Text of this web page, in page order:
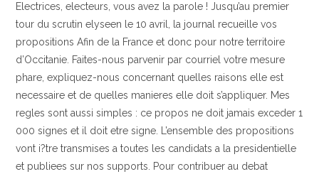
Electrices, electeurs, vous avez la parole ! Jusqu’au premier
tour du scrutin elyseen le 10 avril, la journal recueille vos
propositions Afin de la France et donc pour notre territoire
d’Occitanie. Faites-nous parvenir par courriel votre mesure
phare, expliquez-nous concernant quelles raisons elle est
necessaire et de quelles manieres elle doit s’appliquer. Mes
regles sont aussi simples : ce propos ne doit jamais exceder 1
000 signes et il doit etre signe. L’ensemble des propositions
vont i?tre transmises a toutes les candidats a la presidentielle
et publiees sur nos supports. Pour contribuer au debat